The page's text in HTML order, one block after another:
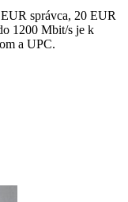
správca, 20 EUR
1200 Mbit/s je k
a UPC.